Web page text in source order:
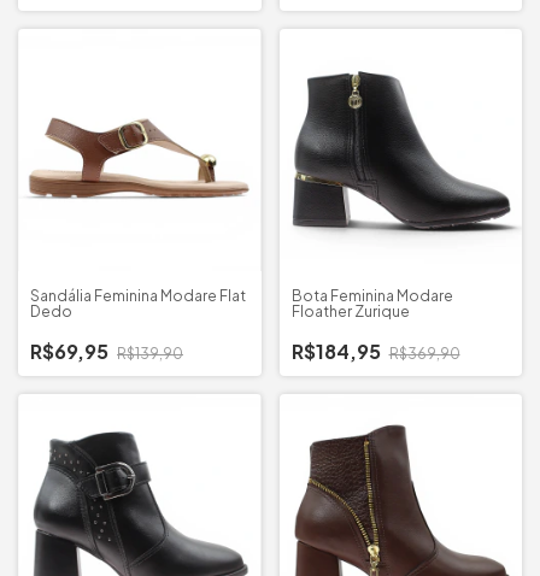
Sandália Feminina Modare Flat
Dedo
R$69,95 R$139,90
Bota Feminina Modare
Floather Zurique
R$184,95 R$369,90